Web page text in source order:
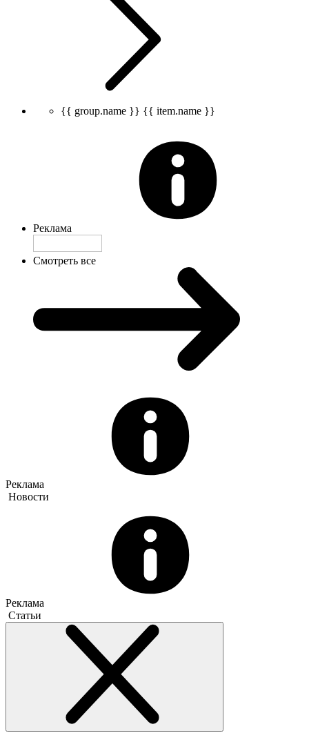
{{ group.name }} {{ item.name }}
Реклама
Смотреть все
Реклама
Новости
Реклама
Статьи